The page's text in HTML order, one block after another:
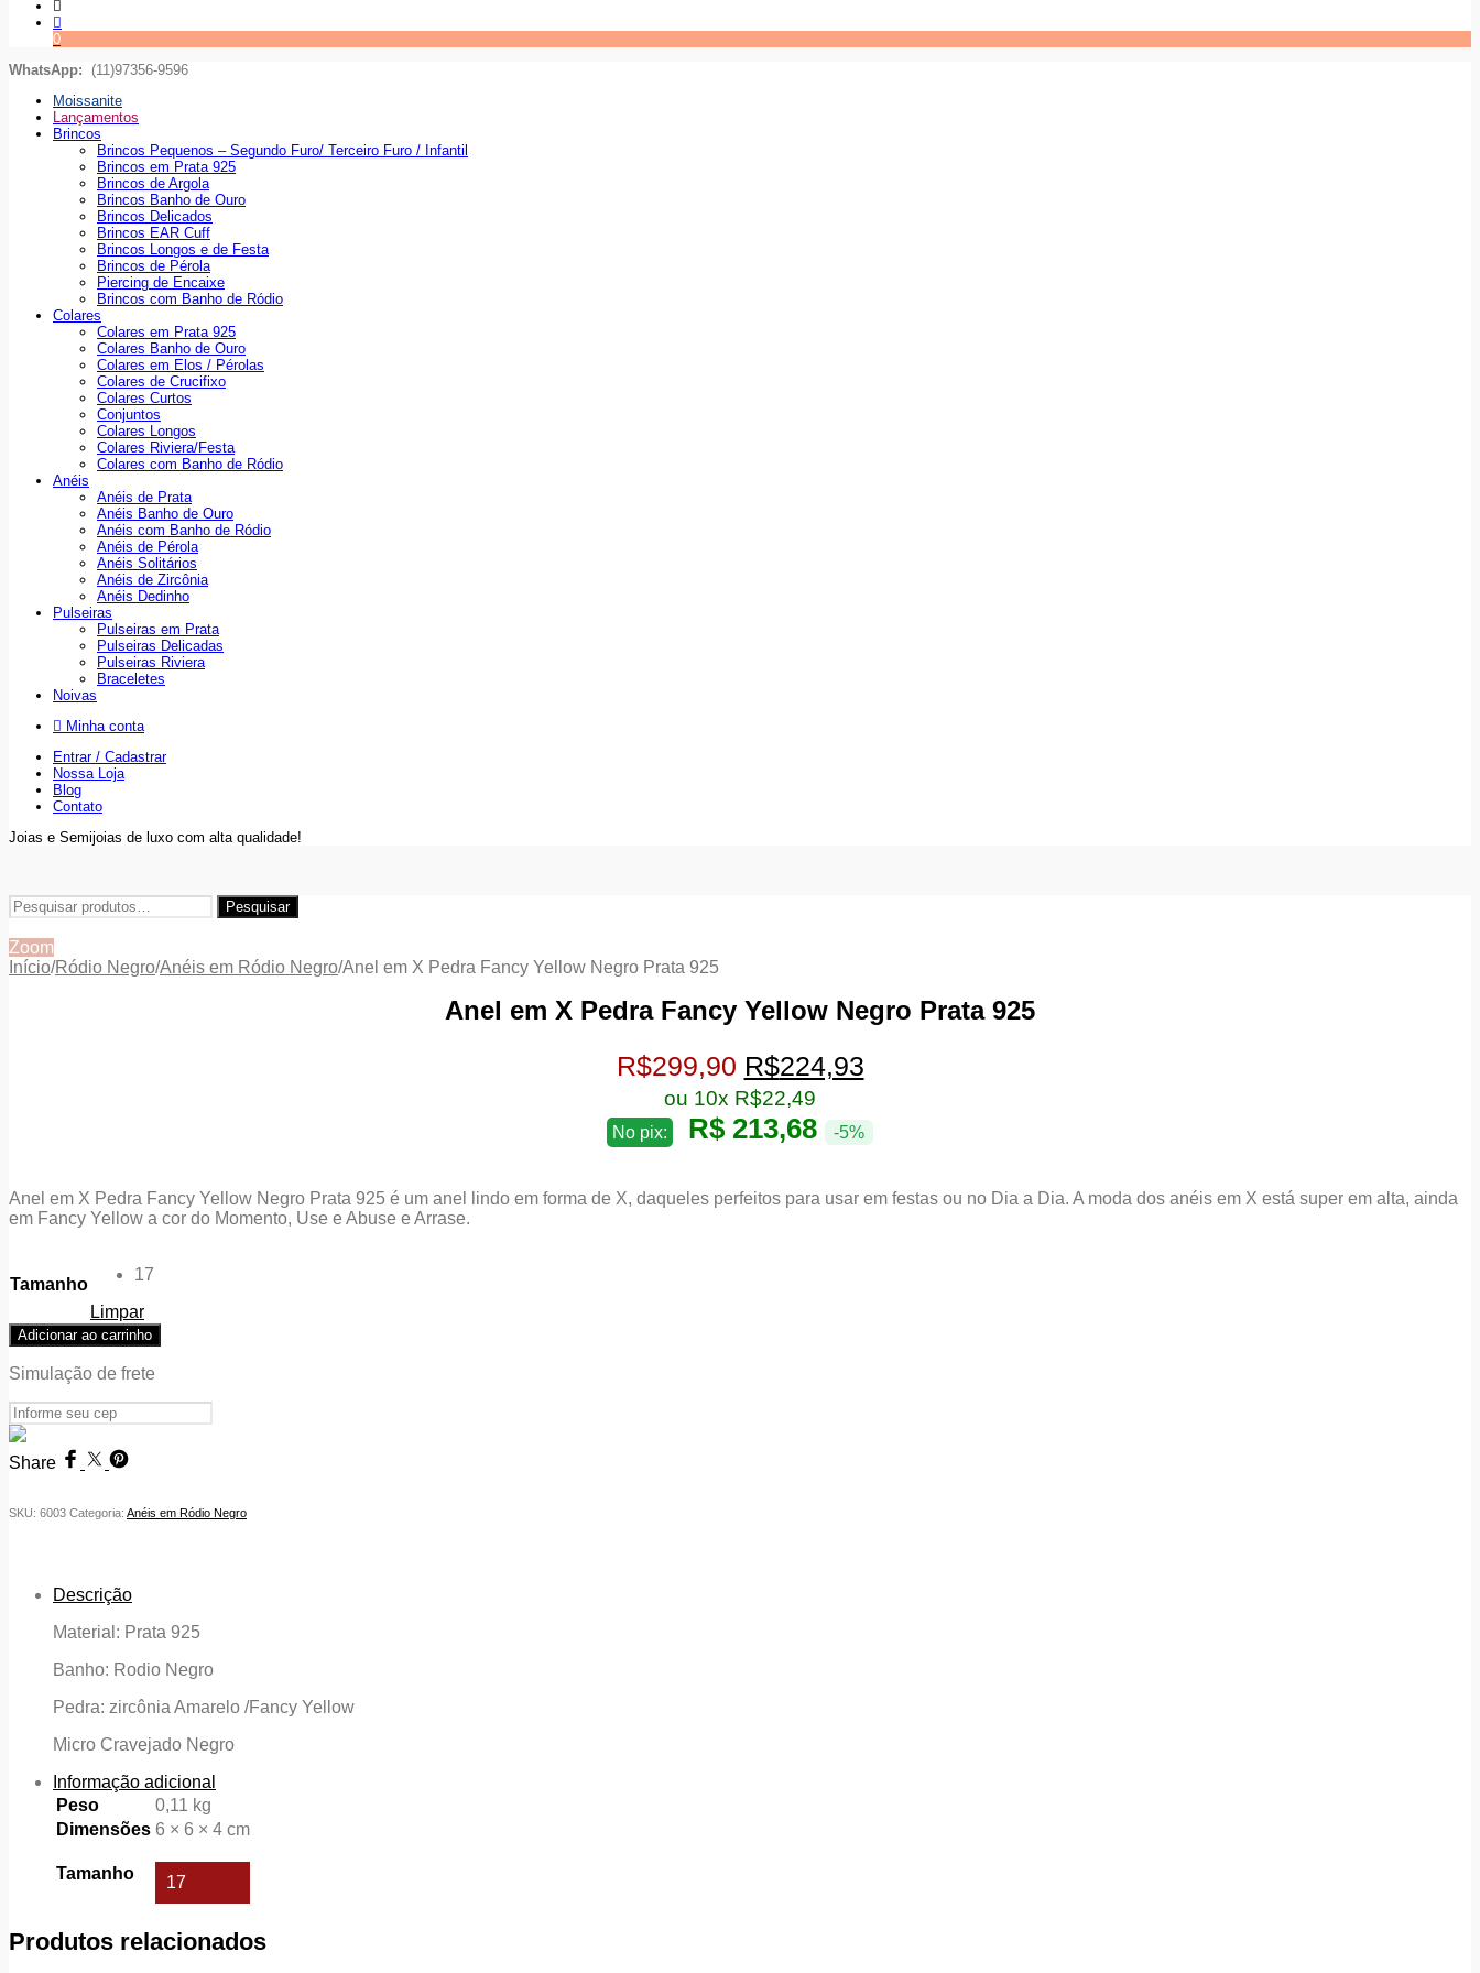
0
WhatsApp:
(11)97356-9596
Moissanite
Lançamentos
Brincos
Brincos Pequenos – Segundo Furo/ Terceiro Furo / Infantil
Brincos em Prata 925
Brincos de Argola
Brincos Banho de Ouro
Brincos Delicados
Brincos EAR Cuff
Brincos Longos e de Festa
Brincos de Pérola
Piercing de Encaixe
Brincos com Banho de Ródio
Colares
Colares em Prata 925
Colares Banho de Ouro
Colares em Elos / Pérolas
Colares de Crucifixo
Colares Curtos
Conjuntos
Colares Longos
Colares Riviera/Festa
Colares com Banho de Ródio
Anéis
Anéis de Prata
Anéis Banho de Ouro
Anéis com Banho de Ródio
Anéis de Pérola
Anéis Solitários
Anéis de Zircônia
Anéis Dedinho
Pulseiras
Pulseiras em Prata
Pulseiras Delicadas
Pulseiras Riviera
Braceletes
Noivas
Minha conta
Entrar / Cadastrar
Nossa Loja
Blog
Contato
Joias e Semijoias de luxo com alta qualidade!
Pesquisar
por:
Pesquisar
Zoom
Início/Ródio Negro/Anéis em Ródio Negro/Anel em X Pedra Fancy Yellow Negro Prata 925
Anel em X Pedra Fancy Yellow Negro Prata 925
R$299,90 O
preço
original
era:
R$224,93O
atual
é:
ou 10x R$22,49
No pix: R$ 213,68 -5%
Anel em X Pedra Fancy Yellow Negro Prata 925 é um anel lindo em forma de X, daqueles perfeitos para usar em festas ou no Dia a Dia. A moda dos anéis em X está super em alta, ainda
em Fancy Yellow a cor do Momento, Use e Abuse e Arrase.
Tamanho
17
Limpar
Anel
em
X
Fancy
Yellow
Prata
quantidade
Adicionar ao carrinho
Simulação de frete
Share
SKU: 6003 Categoria: Anéis em Ródio Negro
Descrição
Material: Prata 925
Banho: Rodio Negro
Pedra: zircônia Amarelo /Fancy Yellow
Micro Cravejado Negro
Informação adicional
Peso
0,11 kg
Dimensões 6 × 6 × 4 cm
Tamanho 17
Produtos relacionados